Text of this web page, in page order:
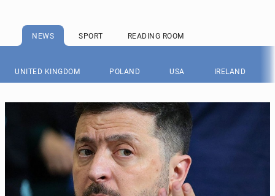
NEWS SPORT READING ROOM
UNITED KINGDOM POLAND USA IRELAND